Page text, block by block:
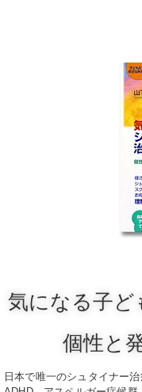
気になる子
個性と
日本で唯一のシュタイナー